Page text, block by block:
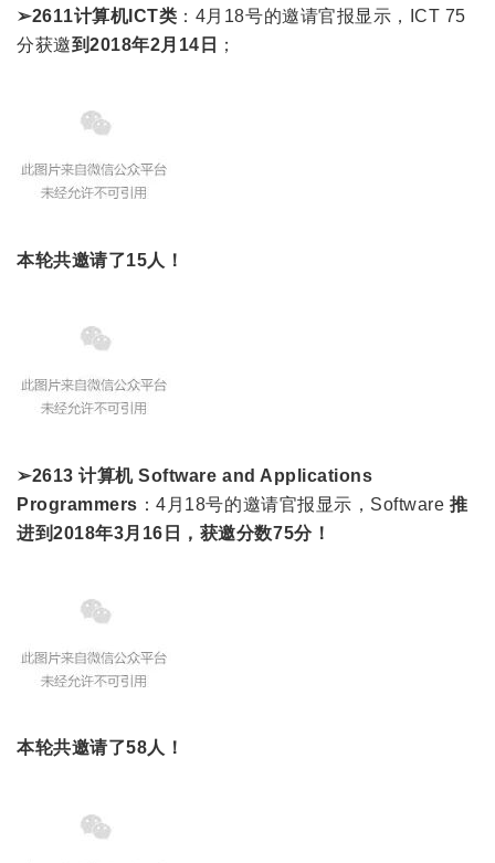
➢2611计算机ICT类 ：4月18号的邀请官报显示，ICT 75
分获邀到2018年2月14日 ；
本轮共邀请了15人！
➢2613 计算机 Software and Applications
Programmers ：4月18号的邀请官报显示，Software推
进到2018年3月16日，获邀分数75分！
本轮共邀请了58人！